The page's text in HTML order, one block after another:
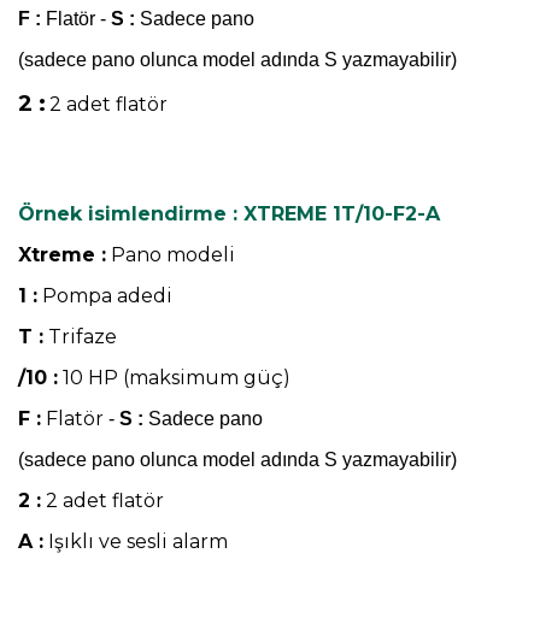
F : Flatör - S : Sadece pano
(sadece pano olunca model adında S yazmayabilir)
2 : 2 adet flatör
Örnek isimlendirme : XTREME 1T/10-F2-A
Xtreme : Pano modeli
1 : Pompa adedi
T : Trifaze
/10 : 10 HP (maksimum güç)
F : Flatör - S : Sadece pano
(sadece pano olunca model adında S yazmayabilir)
2 : 2 adet flatör
A : Işıklı ve sesli alarm